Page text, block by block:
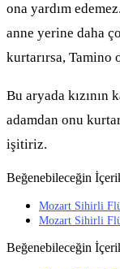
ona yardım
anne yerine daha
kurtarırsa, Tamino
Bu aryada kızının
adamdan onu
işitiriz.
Beğenebileceğin
Mozart Sihirli
Mozart Sihirli
Beğenebileceğin